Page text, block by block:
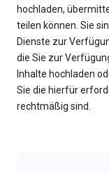
hochladen,
teilen können. Sie
Dienste zur
die Sie zur
Inhalte hochladen
Sie die hierfür
rechtmäßig sind.